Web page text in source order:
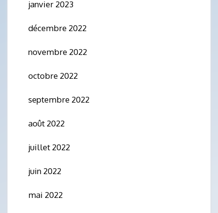
janvier 2023
décembre 2022
novembre 2022
octobre 2022
septembre 2022
août 2022
juillet 2022
juin 2022
mai 2022